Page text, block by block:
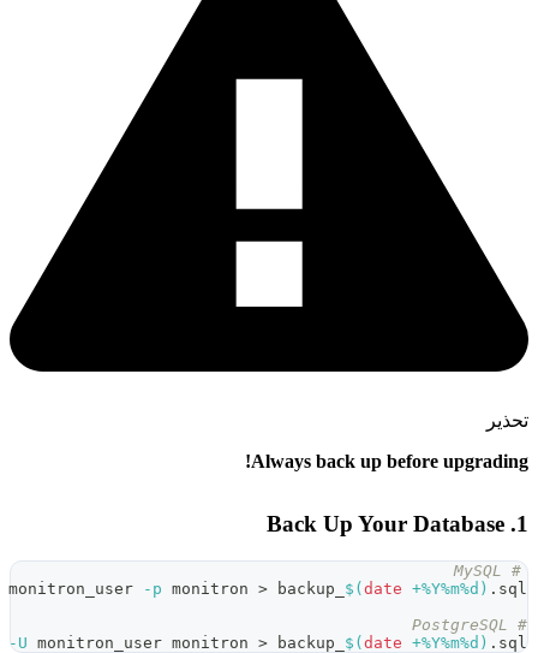
Always back
mysqldump -u monitron_user -p monitron > backup_$(
pg_dump -U monitron_user monitron > backup_$(